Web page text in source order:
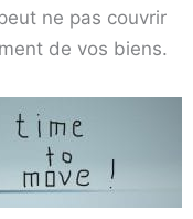
ne pas couvrir
de vos biens.